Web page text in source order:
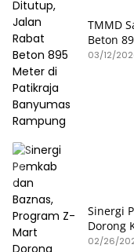
TMMD
Beton
03/12/
Sinergi
Dorong
02/26/